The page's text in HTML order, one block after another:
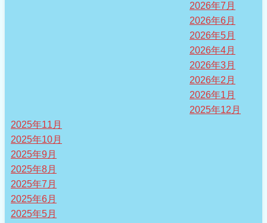
2026年7月
2026年6月
2026年5月
2026年4月
2026年3月
2026年2月
2026年1月
2025年12月
2025年11月
2025年10月
2025年9月
2025年8月
2025年7月
2025年6月
2025年5月